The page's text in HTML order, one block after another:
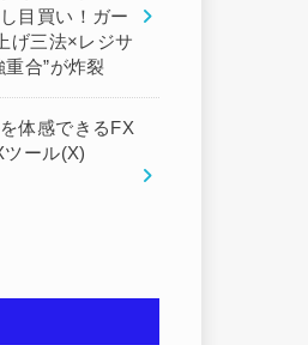
目買い！ガー
げ三法×レジサ
重合”が炸裂
体感できるFX
ール(X)